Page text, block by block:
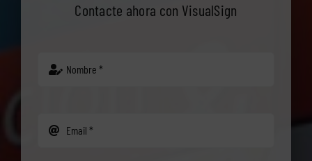
Contacte ahora con VisualSign